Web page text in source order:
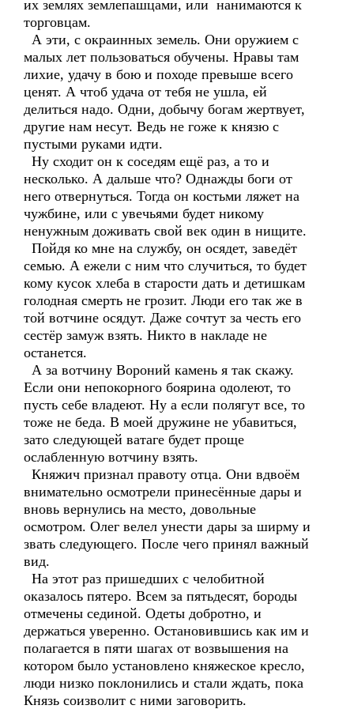
их землях землепашцами, или нанимаются к
торговцам.
А эти, с окраинных земель. Они оружием с
малых лет пользоваться обучены. Нравы там
лихие, удачу в бою и походе превыше всего
ценят. А чтоб удача от тебя не ушла, ей
делиться надо. Одни, добычу богам жертвует,
другие нам несут. Ведь не гоже к князю с
пустыми руками идти.
Ну сходит он к соседям ещё раз, а то и
несколько. А дальше что? Однажды боги от
него отвернуться. Тогда он костьми ляжет на
чужбине, или с увечьями будет никому
ненужным доживать свой век один в нищите.
Пойдя ко мне на службу, он осядет, заведёт
семью. А ежели с ним что случиться, то будет
кому кусок хлеба в старости дать и детишкам
голодная смерть не грозит. Люди его так же в
той вотчине осядут. Даже сочтут за честь его
сестёр замуж взять. Никто в накладе не
останется.
А за вотчину Вороний камень я так скажу.
Если они непокорного боярина одолеют, то
пусть себе владеют. Ну а если полягут все, то
тоже не беда. В моей дружине не убавиться,
зато следующей ватаге будет проще
ослабленную вотчину взять.
Княжич признал правоту отца. Они вдвоём
внимательно осмотрели принесённые дары и
вновь вернулись на место, довольные
осмотром. Олег велел унести дары за ширму и
звать следующего. После чего принял важный
вид.
На этот раз пришедших с челобитной
оказалось пятеро. Всем за пятьдесят, бороды
отмечены сединой. Одеты добротно, и
держаться уверенно. Остановившись как им и
полагается в пяти шагах от возвышения на
котором было установлено княжеское кресло,
люди низко поклонились и стали ждать, пока
Князь соизволит с ними заговорить.